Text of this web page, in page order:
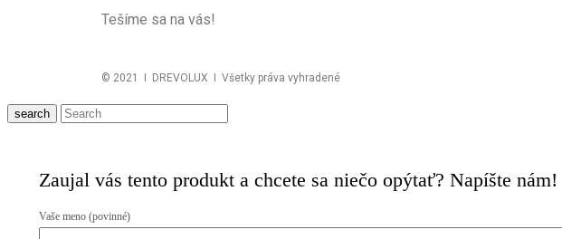
Tešíme sa na vás!
© 2021 I DREVOLUX I Všetky práva vyhradené
search
Zaujal vás tento produkt a chcete sa niečo opýtať? Napíšte nám!
Vaše meno (povinné)